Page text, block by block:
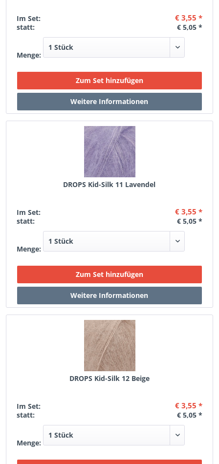
Im Set: € 3,55 *
statt: € 5,05 *
Menge:
DROPS Kid-Silk 11 Lavendel
Im Set: € 3,55 *
statt: € 5,05 *
Menge:
DROPS Kid-Silk 12 Beige
Im Set: € 3,55 *
statt: € 5,05 *
Menge: